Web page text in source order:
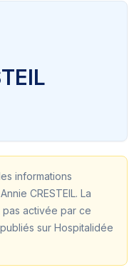
informations
CRESTEIL. La
activée par ce
sur Hospitalidée